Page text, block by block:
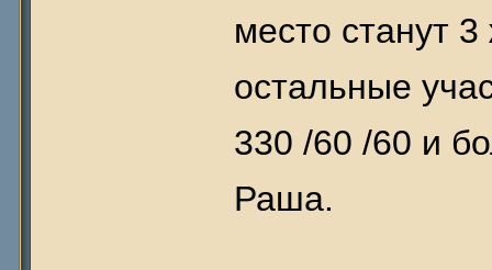
место станут
остальные
330 /60 /60 и
Раша.